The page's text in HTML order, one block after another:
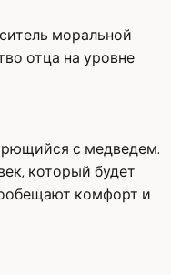
моральной
отца на уровне
с медведем.
который будет
комфорт и